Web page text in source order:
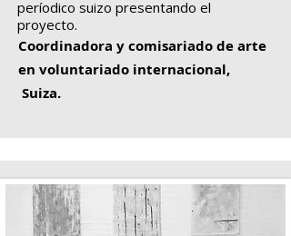
períodico suizo presentando el
proyecto.
Coordinadora y comisariado de arte
en voluntariado internacional,
Suiza.